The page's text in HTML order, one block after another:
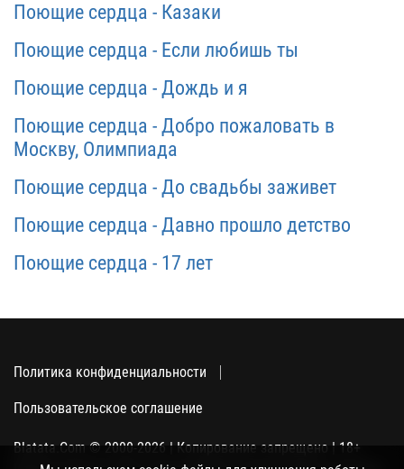
Поющие сердца - Казаки
Поющие сердца - Если любишь ты
Поющие сердца - Дождь и я
Поющие сердца - Добро пожаловать в
Москву, Олимпиада
Поющие сердца - До свадьбы заживет
Поющие сердца - Давно прошло детство
Поющие сердца - 17 лет
Политика конфиденциальности
Пользовательское соглашение
Blatata.Com © 2000-2026 | Копирование запрещено | 18+